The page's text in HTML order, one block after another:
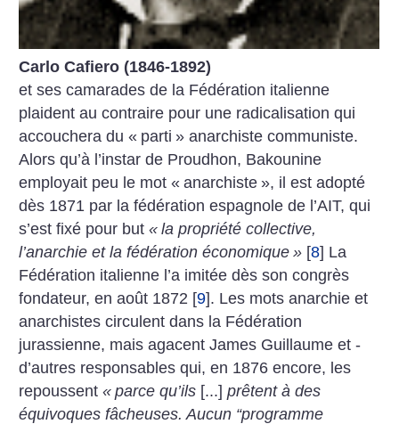
Carlo Cafiero (1846-1892)
et ses camarades de la Fédération italienne
plaident au contraire pour une radicalisation qui
accouchera du « parti » anarchiste communiste.
Alors qu’à l’instar de Proudhon, Bakounine
employait peu le mot « anarchiste », il est adopté
dès 1871 par la fédération espagnole de l’AIT, qui
s’est fixé pour but« la propriété collective,
l’anarchie et la fédération économique » [8] La
Fédération italienne l’a imitée dès son congrès
fondateur, en août 1872 [9]. Les mots anarchie et
anarchistes circulent dans la Fédération
jurassienne, mais agacent James Guillaume et ­
d’autres responsables qui, en 1876 encore, les
repoussent« parce qu’ils [...]prêtent à des
équivoques fâcheuses. Aucun “programme